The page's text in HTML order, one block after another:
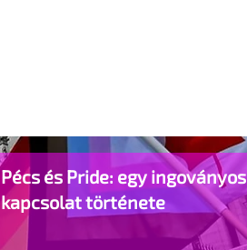
Pécs és Pride: egy ingoványos
kapcsolat története